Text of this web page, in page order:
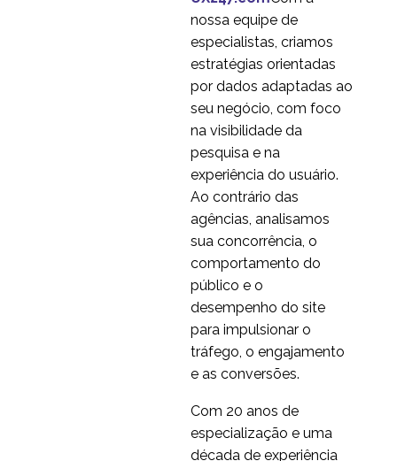
diferenças culturais ao
fazer uma marcação 5
Mais sobre os testes de
usabilidade na China
2
Desafios linguísticos na
pesquisa UX na Índia
0
pesquisa de usuários
3
Localização do site
1
Por que você deve se
localizar antes dos
Decidindo onde investir
em Pesquisa de Design
nossa equipe de
especialistas, criamos
estratégias orientadas
por dados adaptadas ao
seu negócio, com foco
na visibilidade da
pesquisa e na
experiência do usuário.
Ao contrário das
agências, analisamos
sua concorrência, o
comportamento do
público e o
desempenho do site
para impulsionar o
tráfego, o engajamento
e as conversões.
Com 20 anos de
especialização e uma
década de experiência